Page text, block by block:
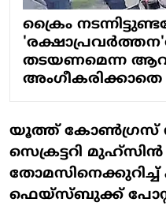
ക്രൈം
തടയണമെന്ന
യൂത്ത് കോണ്‍ഗ്രസ്
സെക്രട്ടറി
തോമസിനെക്കുറിച്ച്
ഫെയ്‌സ്ബുക്ക്